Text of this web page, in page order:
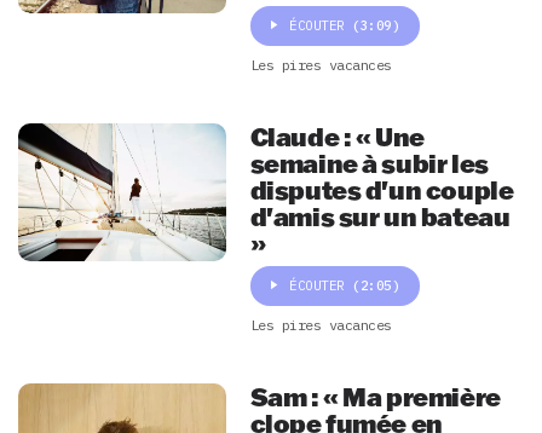
ÉCOUTER (3:09)
Les pires vacances
Claude : « Une
semaine à subir les
disputes d'un couple
d'amis sur un bateau
»
ÉCOUTER (2:05)
Les pires vacances
Sam : « Ma première
clope fumée en